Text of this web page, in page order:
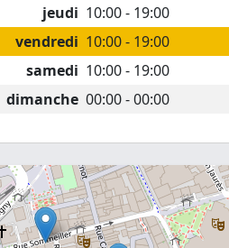
jeudi 10:00 - 19:00
vendredi 10:00 - 19:00
samedi 10:00 - 19:00
dimanche 00:00 - 00:00